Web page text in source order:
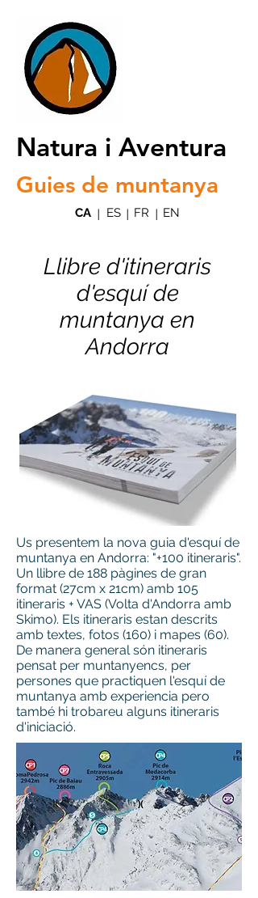
Natura i Aventura
Guies de muntanya
CA | ES | FR | EN
Llibre d'itineraris
d'esquí de
muntanya en
Andorra
Us presentem la nova guia d'esquí de
muntanya en Andorra: "+100 itineraris".
Un llibre de 188 pàgines de gran
format (27cm x 21cm) amb 105
itineraris + VAS (Volta d'Andorra amb
Skimo). Els itineraris estan descrits
amb textes, fotos (160) i mapes (60).
De manera general són itineraris
pensat per muntanyencs, per
persones que practiquen l'esquí de
muntanya amb experiencia pero
també hi trobareu alguns itineraris
d'iniciació.